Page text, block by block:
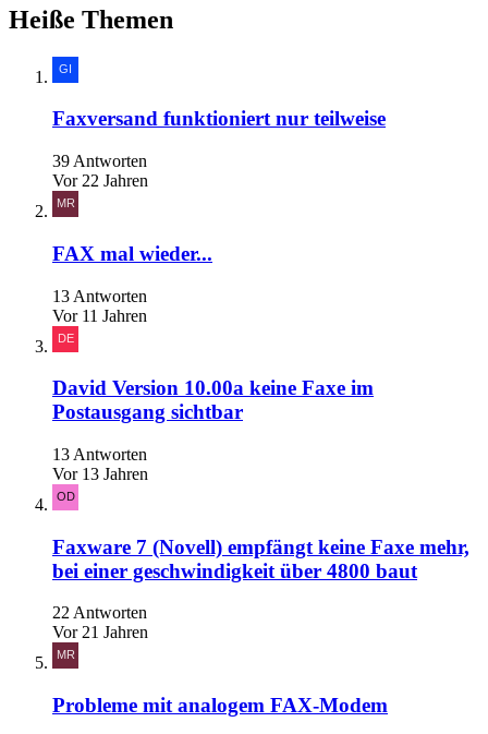
Heiße Themen
Faxversand funktioniert nur teilweise
39 Antworten
Vor 22 Jahren
FAX mal wieder...
13 Antworten
Vor 11 Jahren
David Version 10.00a keine Faxe im
Postausgang sichtbar
13 Antworten
Vor 13 Jahren
Faxware 7 (Novell) empfängt keine Faxe mehr,
bei einer geschwindigkeit über 4800 baut
22 Antworten
Vor 21 Jahren
Probleme mit analogem FAX-Modem